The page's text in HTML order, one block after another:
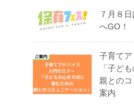
７月８
へGO！
子育て
「子ど
親との
案内